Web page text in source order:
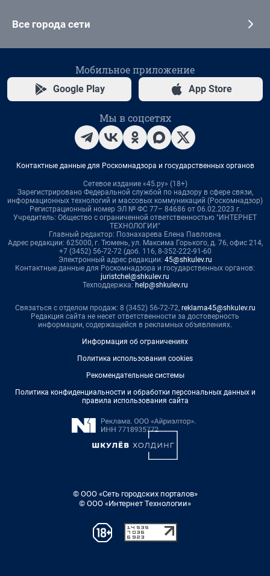
Все города сети
Мобильное приложение
Google Play App Store
Мы в соцсетях
Контактные данные для Роскомнадзора и государственных органов
Сетевое издание «45.ру» (18+)
Зарегистрировано Федеральной службой по надзору в сфере связи,
информационных технологий и массовых коммуникаций (Роскомнадзор)
Регистрационный номер ЭЛ № ФС 77– 84686 от 06.02.2023 г.
Учредитель: Общество с ограниченной ответственностью "ИНТЕРНЕТ
ТЕХНОЛОГИИ"
Главный редактор: Познахарева Елена Павловна
Адрес редакции: 625000, г. Тюмень, ул. Максима Горького, д. 76, офис 214,
+7 (3452) 56-72-72 (доб. 116, 8-352-222-91-60
Электронный адрес редакции: 45@shkulev.ru
Контактные данные для Роскомнадзора и государственных органов:
juristchel@shkulev.ru
Техподдержка: help@shkulev.ru
Связаться с отделом продаж: 8 (3452) 56-72-72, reklama45@shkulev.ru
Редакция сайта не несет ответственности за достоверность
информации, содержащейся в рекламных объявлениях.
Информация об ограничениях
Политика использования cookies
Рекомендательные системы
Политика конфиденциальности и обработки персональных данных и
правила использования сайта
© ООО «Сеть городских порталов»
© ООО «Интернет Технологии»